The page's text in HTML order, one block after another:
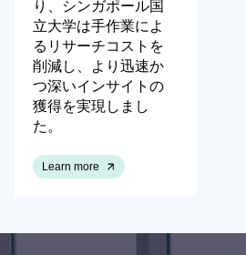
り、シンガポール国
立大学は手作業によ
るリサーチコストを
削減し、より迅速か
つ深いインサイトの
獲得を実現しまし
た。
Learn more